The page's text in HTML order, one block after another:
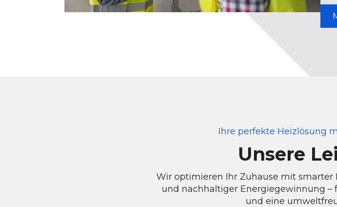
Ihre perfekte Heizlösung
Unsere
Wir optimieren Ihr Zuhause mit
und nachhaltiger Energiegewinnung
und eine